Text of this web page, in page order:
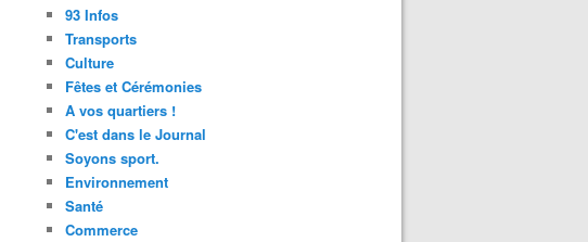
93 Infos
Transports
Culture
Fêtes et Cérémonies
A vos quartiers !
C'est dans le Journal
Soyons sport.
Environnement
Santé
Commerce